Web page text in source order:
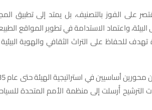
على الفوز بالتصنيف، بل يمتد إلى تطبيق
واعتماد الاستدامة في تطوير المواقع
تهدف للحفاظ على التراث الثقافي والهوية
الترشيح أُرسلت إلى منظمة الأمم المتحدة